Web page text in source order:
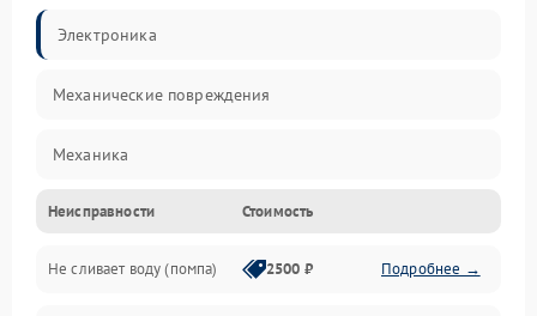
Электроника
Механические повреждения
Механика
Электропитание
Водоснабжение
Неисправности Стоимость
Не сливает воду (помпа) 2500 ₽ Подробнее →